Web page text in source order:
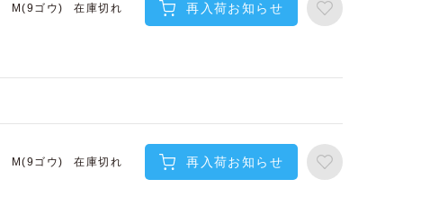
M(9ゴウ) 在庫切れ 再入荷お知らせ
M(9ゴウ) 在庫切れ 再入荷お知らせ